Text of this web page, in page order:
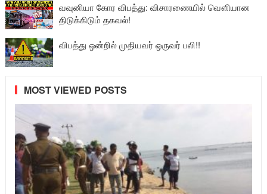
வவுனியா கோர விபத்து: விசாரணையில் வௌியான
திடுக்கிடும் தகவல்!
விபத்து ஒன்றில் முதியவர் ஒருவர் பலி!!
MOST VIEWED POSTS